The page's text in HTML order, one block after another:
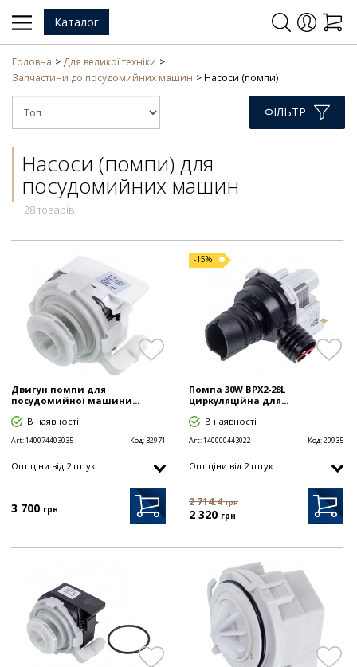
Каталог
Головна
Для великої техніки
Запчастини до посудомийних машин
Насоси (помпи)
ФІЛЬТР
Насоси (помпи) для
посудомийних машин
28 товарів
Двигун помпи для
посудомийної машини...
В наявності
Art:140074403035 Код: 32971
Опт цiни від 2 штук
3 700 грн
Помпа 30W BPX2-28L
циркуляційна для...
-15%
В наявності
Art:140000443022 Код:20935
Опт цiни від 2 штук
2 714.4 грн
2 320 грн